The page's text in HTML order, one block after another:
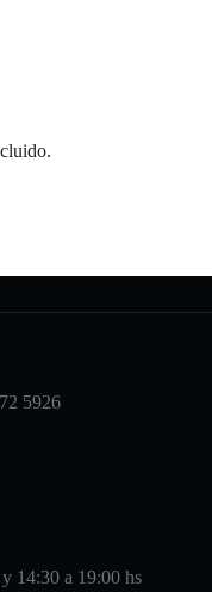
5926
14:30 a 19:00 hs